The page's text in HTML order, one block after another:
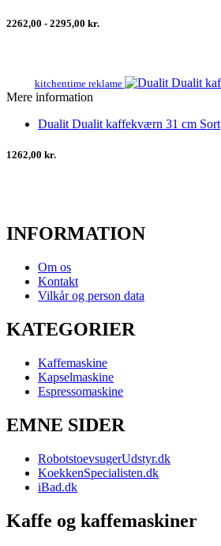
2262,00 - 2295,00 kr.
kitchentime reklame
Mere information
Dualit Dualit kaffekværn 31 cm Sort
1262,00 kr.
INFORMATION
Om os
Kontakt
Vilkår og person data
KATEGORIER
Kaffemaskine
Kapselmaskine
Espressomaskine
EMNE SIDER
RobotstoevsugerUdstyr.dk
KoekkenSpecialisten.dk
iBad.dk
Kaffe og kaffemaskiner